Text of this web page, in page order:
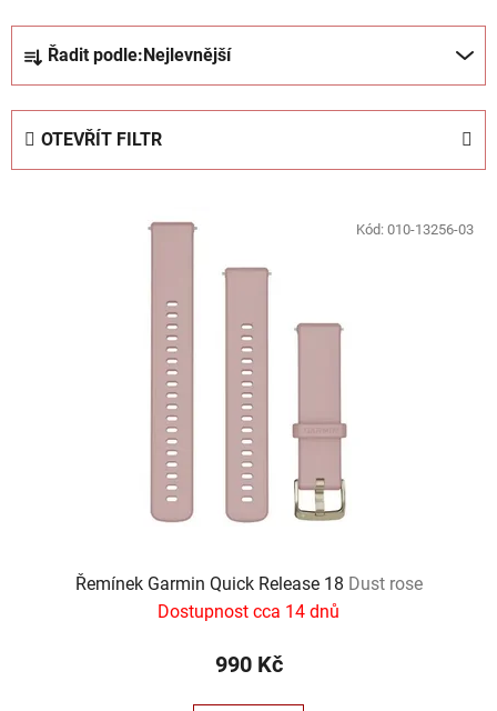
Řadit podle:Nejlevnější
OTEVŘÍT FILTR
Řemínek Garmin Quick Release 18 Dust rose
Dostupnost cca 14 dnů
990 Kč
Kód: 010-13256-03